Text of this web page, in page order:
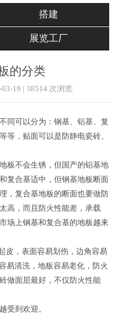
搭建
展览工厂
的分类
19 | 38514 次浏览
可以分为：钢基、铝基、复
等，贴面可以是防静电瓷砖、
不会生锈，但国产的铝基地
复合基适中，但钢基地板断面
，复合基地板的断面也要做防
高，而且防火性能差，承载
场上钢基和复合基的地板越来
，表面容易划伤，边角容易
易清洗，地板容易老化，防火
做面层最好，不仅防火性能
到欢迎。